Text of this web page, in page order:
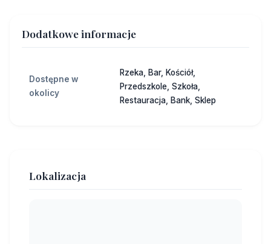
Dodatkowe informacje
Dostępne w
okolicy
Rzeka, Bar, Kościół,
Przedszkole, Szkoła,
Restauracja, Bank, Sklep
Lokalizacja